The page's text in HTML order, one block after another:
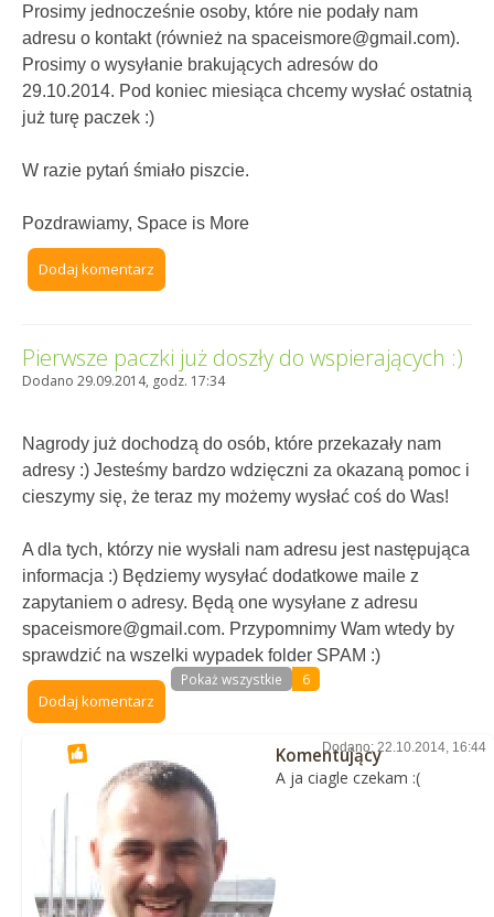
Prosimy jednocześnie osoby, które nie podały nam
adresu o kontakt (również na spaceismore@gmail.com).
Prosimy o wysyłanie brakujących adresów do
29.10.2014. Pod koniec miesiąca chcemy wysłać ostatnią
już turę paczek :)
W razie pytań śmiało piszcie.
Pozdrawiamy, Space is More
Dodaj komentarz
Pierwsze paczki już doszły do wspierających :)
Dodano 29.09.2014, godz. 17:34
Nagrody już dochodzą do osób, które przekazały nam
adresy :) Jesteśmy bardzo wdzięczni za okazaną pomoc i
cieszymy się, że teraz my możemy wysłać coś do Was!
A dla tych, którzy nie wysłali nam adresu jest następująca
informacja :) Będziemy wysyłać dodatkowe maile z
zapytaniem o adresy. Będą one wysyłane z adresu
spaceismore@gmail.com. Przypomnimy Wam wtedy by
sprawdzić na wszelki wypadek folder SPAM :)
Dodaj komentarz
Pokaż wszystkie 6
Dodano: 22.10.2014, 16:44
Komentujący
A ja ciagle czekam :(